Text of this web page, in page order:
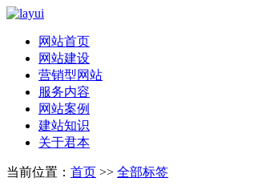
网站首页
网站建设
营销型网站
服务内容
网站案例
建站知识
关于君本
当前位置： 首页 >> 全部标签